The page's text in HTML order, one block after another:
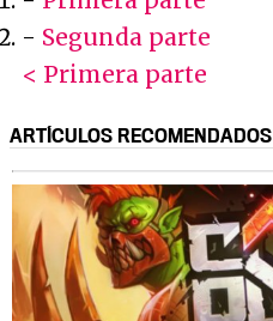
- Segunda parte
< Primera parte
ARTÍCULOS RECOMENDADOS